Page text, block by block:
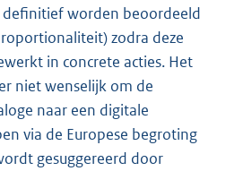
worden beoordeeld
zodra deze
in concrete acties. Het
niet wenselijk om de
naar een digitale
via de Europese begroting
gesuggereerd door